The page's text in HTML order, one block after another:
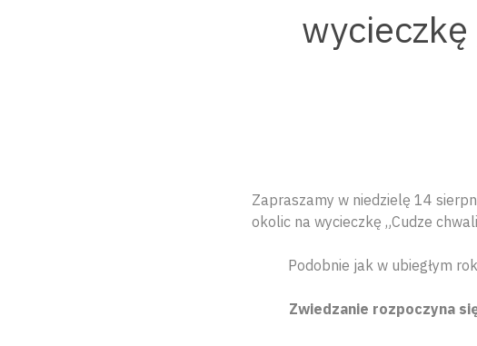
wycieczkę
Zapraszamy w niedzielę 14
okolic na wycieczkę „Cudze
Podobnie jak w ubiegłym
Zwiedzanie rozpoczyna